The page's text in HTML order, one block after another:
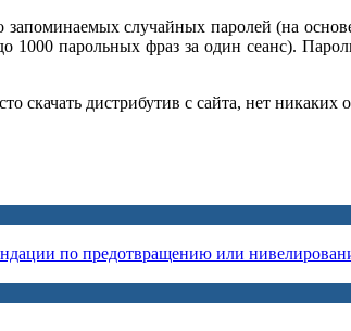
запоминаемых случайных паролей (на
1000 парольных фраз за один сеанс).
скачать дистрибутив с сайта, нет
по предотвращению или